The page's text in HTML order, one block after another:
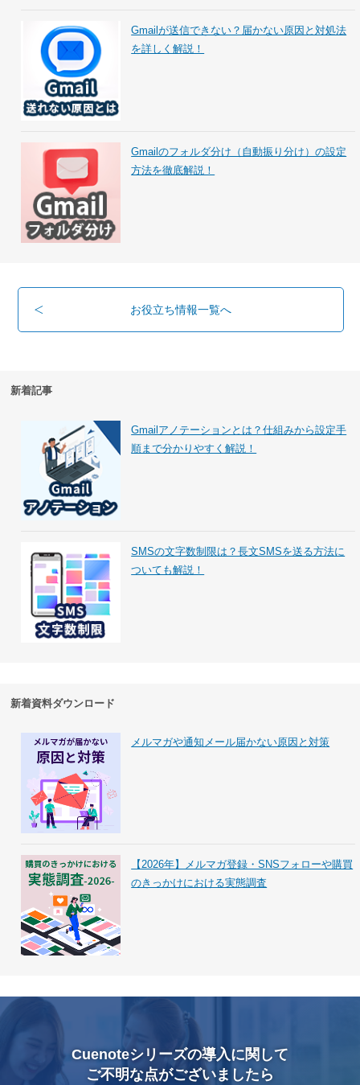
Gmailが送信できない？届かない原因と対処法
を詳しく解説！
Gmailのフォルダ分け（自動振り分け）の設定
方法を徹底解説！
お役立ち情報一覧へ
新着記事
Gmailアノテーションとは？仕組みから設定手
順まで分かりやすく解説！
SMSの文字数制限は？長文SMSを送る方法に
ついても解説！
新着資料ダウンロード
メルマガや通知メール届かない原因と対策
【2026年】メルマガ登録・SNSフォローや購買
のきっかけにおける実態調査
Cuenoteシリーズの導入に関して
ご不明な点がございましたら